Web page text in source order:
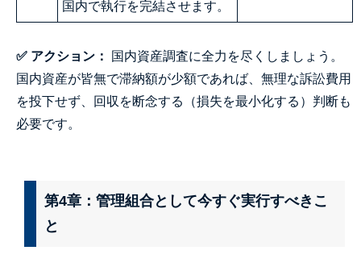
国内で執行を完結させます。
✅ アクション：
国内資産調査に全力を尽くしましょう。
国内資産が皆無で滞納額が少額であれば、無理な訴訟費用
を投下せず、回収を断念する（損失を最小化する）判断も
必要です。
第4章：管理組合として今すぐ実行すべきこ
と